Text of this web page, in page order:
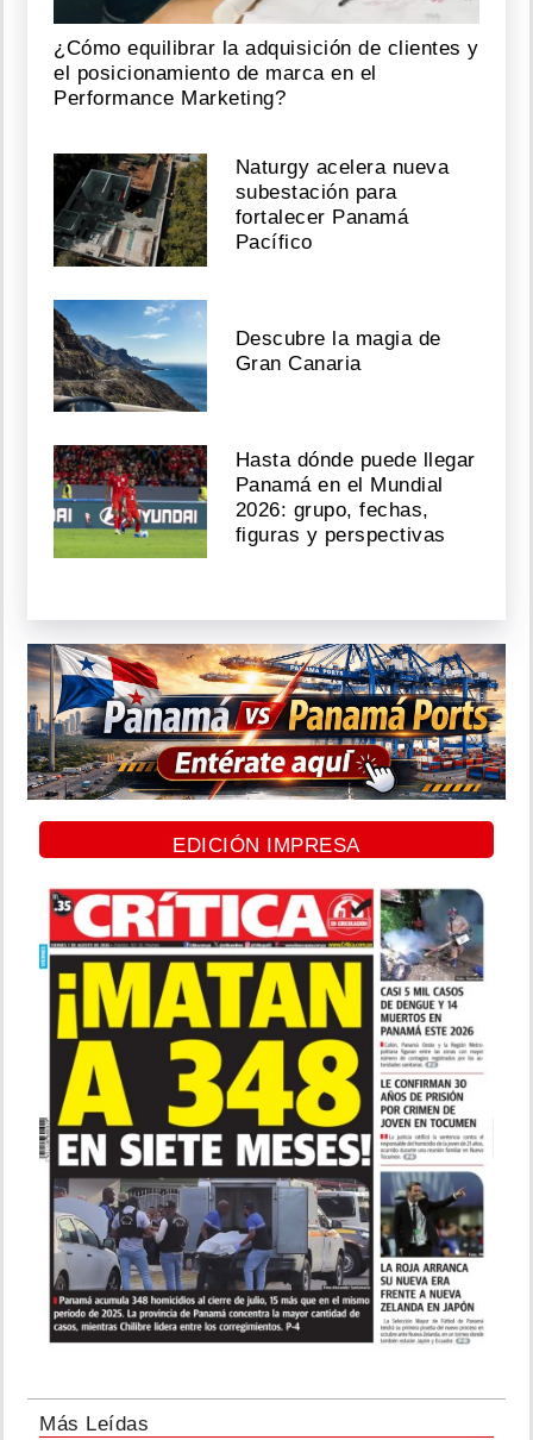
¿Cómo equilibrar la adquisición de clientes y
el posicionamiento de marca en el
Performance Marketing?
Naturgy acelera nueva
subestación para
fortalecer Panamá
Pacífico
Descubre la magia de
Gran Canaria
Hasta dónde puede llegar
Panamá en el Mundial
2026: grupo, fechas,
figuras y perspectivas
EDICIÓN IMPRESA
Más Leídas